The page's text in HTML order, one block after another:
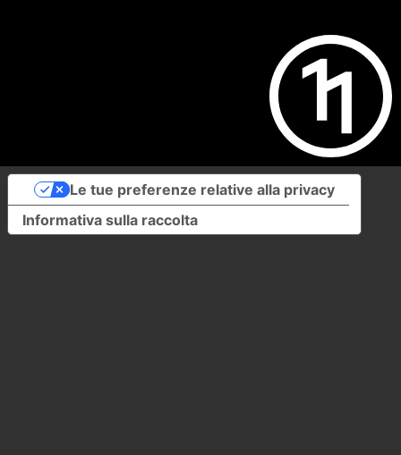
Informativa sulla raccolta
Le tue preferenze relative alla privacy